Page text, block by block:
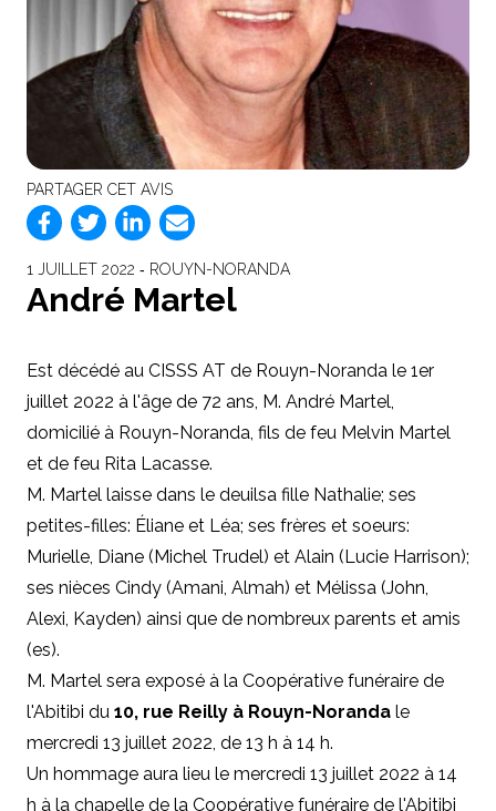
PARTAGER CET AVIS
1 JUILLET 2022 ‐ ROUYN-NORANDA
André Martel
Est décédé au CISSS AT de Rouyn-Noranda le 1er
juillet 2022 à l'âge de 72 ans, M. André Martel,
domicilié à Rouyn-Noranda, fils de feu Melvin Martel
et de feu Rita Lacasse.
M. Martel laisse dans le deuilsa fille Nathalie; ses
petites-filles: Éliane et Léa; ses frères et soeurs:
Murielle, Diane (Michel Trudel) et Alain (Lucie Harrison);
ses nièces Cindy (Amani, Almah) et Mélissa (John,
Alexi, Kayden) ainsi que de nombreux parents et amis
(es).
M. Martel sera exposé à la Coopérative funéraire de
l'Abitibi du 10, rue Reilly à Rouyn-Noranda le
mercredi 13 juillet 2022, de 13 h à 14 h.
Un hommage aura lieu le mercredi 13 juillet 2022 à 14
h à la chapelle de la Coopérative funéraire de l'Abitibi